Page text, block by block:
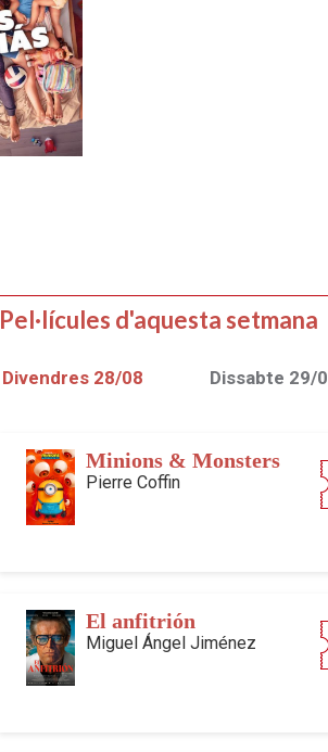
Pel·lícules d'aquesta setmana
Divendres 28/08 Dissabte 29/
Minions & Monsters
Pierre Coffin
El anfitrión
Miguel Ángel Jiménez